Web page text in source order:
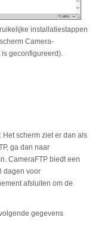
installatiestappen
Camera-
geconfigureerd).
Het scherm ziet er dan als
ga dan naar
CameraFTP biedt een
dagen voor
afsluiten om de
gegevens